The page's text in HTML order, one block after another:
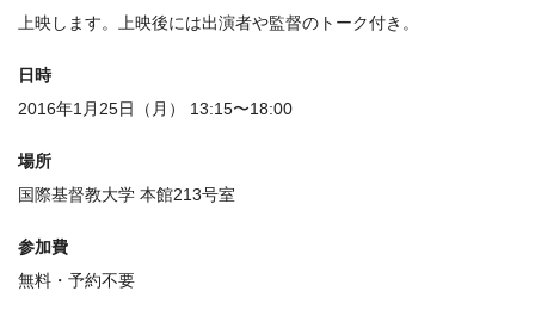
上映します。上映後には出演者や監督のトーク付き。
日時
2016年1月25日（月） 13:15〜18:00
場所
国際基督教大学 本館213号室
参加費
無料・予約不要